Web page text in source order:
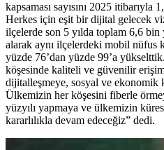
kapsaması sayısını 2025
Herkes için eşit bir dijital gelecek
ilçelerde son 5 yılda toplam 6,6
alarak aynı ilçelerdeki mobil nüfus
yüzde 76’dan yüzde 99’a
köşesinde kaliteli ve güvenilir
dijitalleşmeye, sosyal ve ekonomik
Ülkemizin her köşesini fiberle
yüzyılı yapmaya ve ülkemizin
kararlılıkla devam edeceğiz” dedi.